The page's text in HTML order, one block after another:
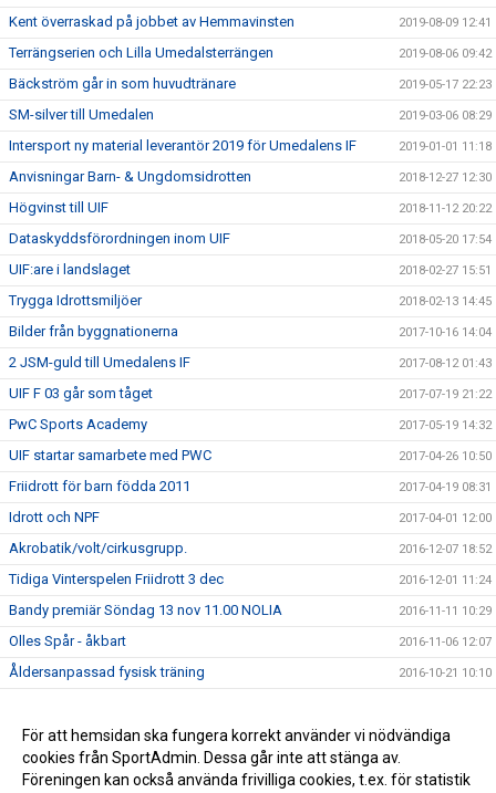
Kent överraskad på jobbet av Hemmavinsten 2019-08-09 12:41
Terrängserien och Lilla Umedalsterrängen 2019-08-06 09:42
Bäckström går in som huvudtränare 2019-05-17 22:23
SM-silver till Umedalen 2019-03-06 08:29
Intersport ny material leverantör 2019 för Umedalens IF 2019-01-01 11:18
Anvisningar Barn- & Ungdomsidrotten 2018-12-27 12:30
Högvinst till UIF 2018-11-12 20:22
Dataskyddsförordningen inom UIF 2018-05-20 17:54
UIF:are i landslaget 2018-02-27 15:51
Trygga Idrottsmiljöer 2018-02-13 14:45
Bilder från byggnationerna 2017-10-16 14:04
2 JSM-guld till Umedalens IF 2017-08-12 01:43
UIF F 03 går som tåget 2017-07-19 21:22
PwC Sports Academy 2017-05-19 14:32
UIF startar samarbete med PWC 2017-04-26 10:50
Friidrott för barn födda 2011 2017-04-19 08:31
Idrott och NPF 2017-04-01 12:00
Akrobatik/volt/cirkusgrupp. 2016-12-07 18:52
Tidiga Vinterspelen Friidrott 3 dec 2016-12-01 11:24
Bandy premiär Söndag 13 nov 11.00 NOLIA 2016-11-11 10:29
Olles Spår - åkbart 2016-11-06 12:07
Åldersanpassad fysisk träning 2016-10-21 10:10
Utveckling av Umedalens IF 2016-04-26 14:39
2015-09-14 16:50
För att hemsidan ska fungera korrekt använder vi nödvändiga
cookies från SportAdmin. Dessa går inte att stänga av.
Föreningen kan också använda frivilliga cookies, t.ex. för statistik